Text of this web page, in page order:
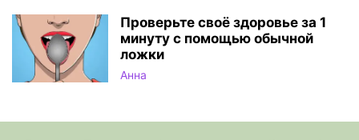
Проверьте своё здоровье за 1
минуту с помощью обычной
ложки
Анна